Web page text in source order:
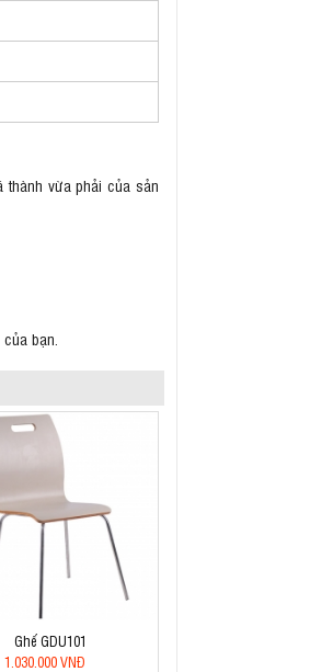
vừa phải của sản
bạn.
Ghế GDU101
1.030.000 VNĐ